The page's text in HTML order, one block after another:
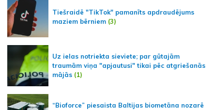
Tiešraidē "TikTok" pamanīts apdraudējums
maziem bērniem (3)
Uz ielas notriekta sieviete; par gūtajām
traumām viņa "apjautusi" tikai pēc atgriešanās
mājās (1)
“Bioforce” piesaista Baltijas biometāna nozarē